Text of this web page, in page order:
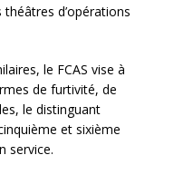
d’opérations
le FCAS vise à
de furtivité, de
le distinguant
et sixième
service.